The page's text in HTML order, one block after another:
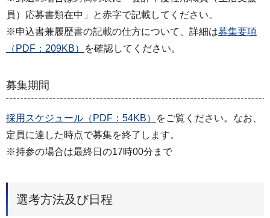
員）応募書類在中」と赤字で記載してください。
※申込書兼履歴書の記載の仕方について、詳細は募集要項
（PDF：209KB）
を確認してください。
募集期間
採用スケジュール（PDF：54KB）
をご覧ください。なお、
定員に達した時点で募集を終了します。
※持参の場合は最終日の17時00分まで
選考方法及び日程